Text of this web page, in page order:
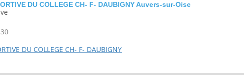
DU COLLEGE CH- F- DAUBIGNY Auvers-sur-Oise
DU COLLEGE CH- F- DAUBIGNY